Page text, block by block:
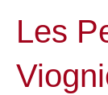
Les